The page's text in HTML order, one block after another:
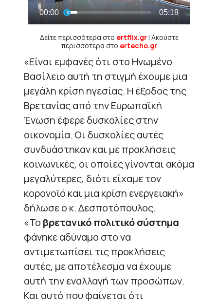
Δείτε περισσότερα στο ertflix.gr| Ακούστε
περισσότερα στο ertecho.gr
«Είναι εμφανές ότι στο Ηνωμένο
Βασίλειο αυτή τη στιγμή έχουμε μια
μεγάλη κρίση ηγεσίας. Η έξοδος της
Βρετανίας από την Ευρωπαϊκή
Ένωση έφερε δυσκολίες στην
οικονομία. Οι δυσκολίες αυτές
συνδυάστηκαν και με προκλήσεις
κοινωνικές, οι οποίες γίνονται ακόμα
μεγαλύτερες, διότι είχαμε τον
κορονοϊό και μια κρίση ενεργειακή»
δήλωσε ο κ. Δεσποτόπουλος.
«Το βρετανικό πολιτικό σύστημα
φάνηκε αδύναμο στο να
αντιμετωπίσει τις προκλήσεις
αυτές, με αποτέλεσμα να έχουμε
αυτή την εναλλαγή των προσώπων.
Και αυτό που φαίνεται ότι